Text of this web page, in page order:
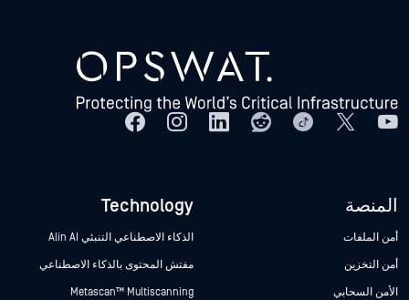
المنصة
أمن الملفات
أمن التخزين
الأمن السحابي
Technology
الذكاء الاصطناعي التنبئي Alin AI
مفتش المحتوى بالذكاء الاصطناعي
Metascan™ Multiscanning